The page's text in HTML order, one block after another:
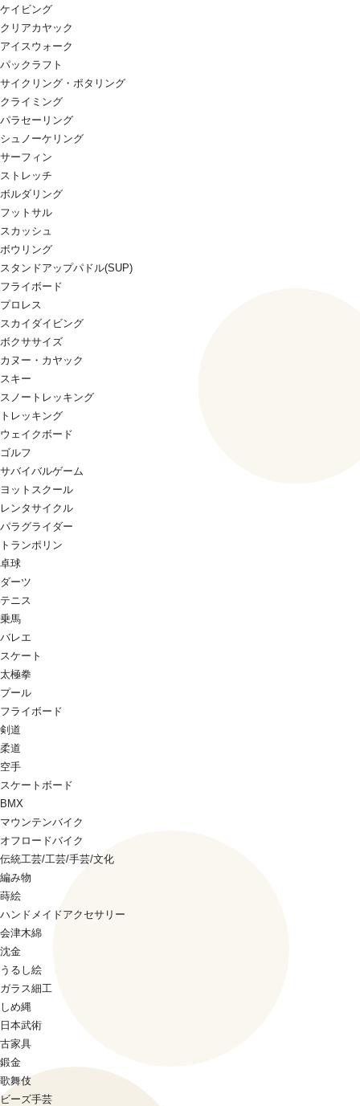
ケイビング
クリアカヤック
アイスウォーク
パックラフト
サイクリング・ポタリング
クライミング
パラセーリング
シュノーケリング
サーフィン
ストレッチ
ボルダリング
フットサル
スカッシュ
ボウリング
スタンドアップパドル(SUP)
フライボード
プロレス
スカイダイビング
ボクササイズ
カヌー・カヤック
スキー
スノートレッキング
トレッキング
ウェイクボード
ゴルフ
サバイバルゲーム
ヨットスクール
レンタサイクル
パラグライダー
トランポリン
卓球
ダーツ
テニス
乗馬
バレエ
スケート
太極拳
プール
フライボード
剣道
柔道
空手
スケートボード
BMX
マウンテンバイク
オフロードバイク
伝統工芸/工芸/手芸/文化
編み物
蒔絵
ハンドメイドアクセサリー
会津木綿
沈金
うるし絵
ガラス細工
しめ縄
日本武術
古家具
鍛金
歌舞伎
ビーズ手芸